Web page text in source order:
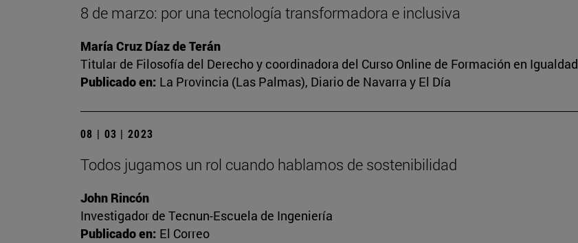
8 de marzo: por una tecnología transformadora e inclusiva
María Cruz Díaz de Terán
Titular de Filosofía del Derecho y coordinadora del Curso Online de Formación en Igualdad
Publicado en: La Provincia (Las Palmas), Diario de Navarra y El Día
08 | 03 | 2023
Todos jugamos un rol cuando hablamos de sostenibilidad
John Rincón
Investigador de Tecnun-Escuela de Ingeniería
Publicado en: El Correo